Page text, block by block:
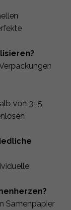
von 3–5
Samenpapier